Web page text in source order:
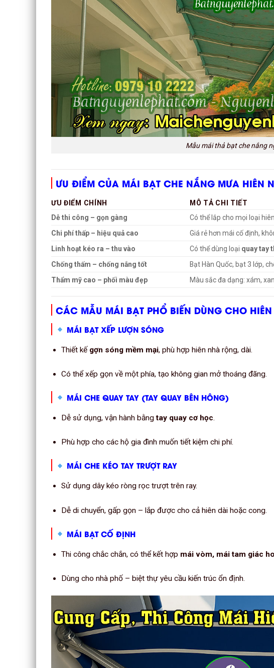
Mẫu mái thả bạt che nắng
ƯU ĐIỂM CỦA MÁI BẠT CHE NẮNG MƯA HIÊN
ƯU ĐIỂM CHÍNH
MÔ TẢ CHI TIẾT
Dễ thi công – gọn gàng
Có thể lắp cho mọi loại
Chi phí thấp – hiệu quả cao
Giá rẻ hơn mái cố định,
Linh hoạt kéo ra – thu vào
Có thể dùng loại quay tay
Chống thấm – chống nắng tốt
Bạt Hàn Quốc, bạt 3 lớp,
Thẩm mỹ cao – phối màu đẹp
Màu sắc đa dạng: xám,
CÁC MẪU MÁI BẠT PHỔ BIẾN DÙNG CHO
MÁI BẠT XẾP LƯỢN SÓNG
Thiết kế gợn sóng mềm mại, phù hợp hiên nhà rộng, dài.
Có thể xếp gọn về một phía, tạo không gian mở thoáng đãng.
MÁI CHE QUAY TAY (TAY QUAY BÊN HÔNG)
Dễ sử dụng, vận hành bằngtay quay cơ học.
Phù hợp cho các hộ gia đình muốn tiết kiệm chi phí.
MÁI CHE KÉO TAY TRƯỢT RAY
Sử dụng dây kéo ròng rọc trượt trên ray.
Dễ di chuyển, gấp gọn – lắp được cho cả hiên dài hoặc cong.
MÁI BẠT CỐ ĐỊNH
Thi công chắc chắn, có thể kết hợp mái vòm, mái tam giác
Dùng cho nhà phố – biệt thự yêu cầu kiến trúc ổn định.